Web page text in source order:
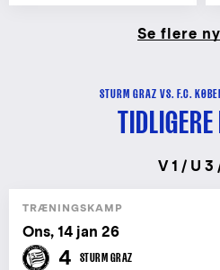
Se flere
STURM GRAZ VS. F.C.
V 1 / U 3
TRÆNINGSKAMP
Ons, 14 jan 26
4 STURM GRAZ